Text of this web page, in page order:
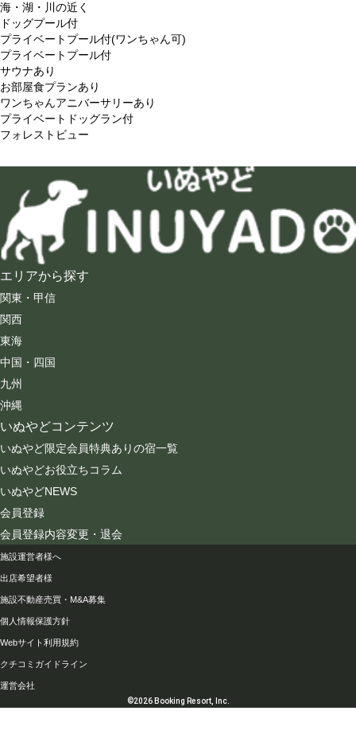
海・湖・川の近く
ドッグプール付
プライベートプール付(ワンちゃん可)
プライベートプール付
サウナあり
お部屋食プランあり
ワンちゃんアニバーサリーあり
プライベートドッグラン付
フォレストビュー
エリアから探す
関東・甲信
関西
東海
中国・四国
九州
沖縄
いぬやどコンテンツ
いぬやど限定会員特典ありの宿一覧
いぬやどお役立ちコラム
いぬやどNEWS
会員登録
会員登録内容変更・退会
会社情報
施設運営者様へ
出店希望者様
施設不動産売買・M&A募集
個人情報保護方針
Webサイト利用規約
クチコミガイドライン
運営会社
©2026 Booking Resort, Inc.